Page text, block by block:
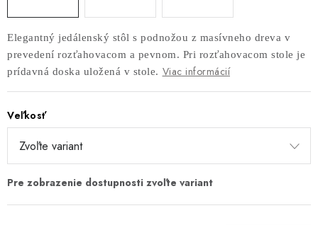
NAJPREDÁVANEJŠIE PRODUKTY
ZÁHRADNÝ NÁBYTOK
STOLIČKY
BAROVÉ STOLIČKY
Elegantný jedálenský stôl s podnožou z masívneho dreva v
prevedení rozťahovacom a pevnom. Pri rozťahovacom stole je
prídavná doska uložená v stole. Viac informácií
Veľkosť